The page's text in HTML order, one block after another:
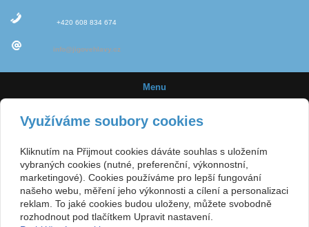
+420 608 834 674
info@jigovehlavy.cz
Menu
Úvod
Jigové hlavičky
Velikost háčků
Využíváme soubory cookies
Kliknutím na Přijmout cookies dáváte souhlas s uložením
vybraných cookies (nutné, preferenční, výkonnostní,
marketingové). Cookies používáme pro lepší fungování
našeho webu, měření jeho výkonnosti a cílení a personalizaci
reklam. To jaké cookies budou uloženy, můžete svobodně
rozhodnout pod tlačítkem Upravit nastavení.